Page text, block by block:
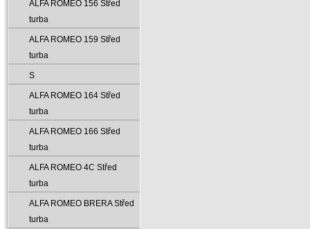
ALFA ROMEO 156 Střed
turba
ALFA ROMEO 159 Střed
turba
S
ALFA ROMEO 164 Střed
turba
ALFA ROMEO 166 Střed
turba
ALFA ROMEO 4C Střed
turba
ALFA ROMEO BRERA Střed
turba